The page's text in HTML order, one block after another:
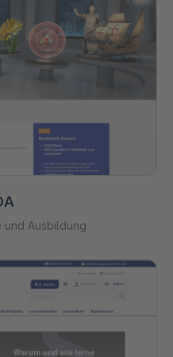
und Ausbildung